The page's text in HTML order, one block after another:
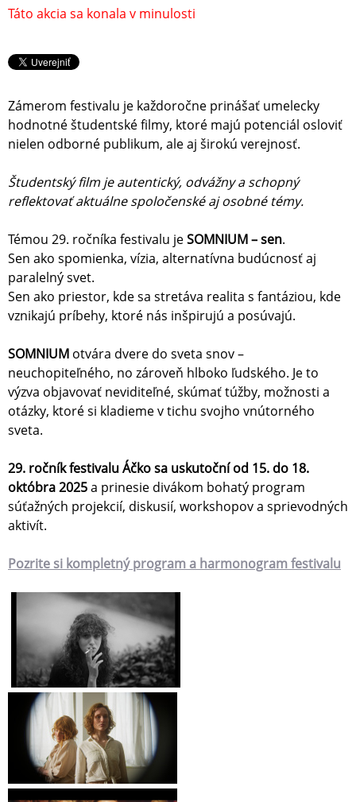
Táto akcia sa konala v minulosti
Zámerom festivalu je každoročne prinášať umelecky
hodnotné študentské filmy, ktoré majú potenciál osloviť
nielen odborné publikum, ale aj širokú verejnosť.
Študentský film je autentický, odvážny a schopný
reflektovať aktuálne spoločenské aj osobné témy.
Témou 29. ročníka festivalu jeSOMNIUM – sen.
Sen ako spomienka, vízia, alternatívna budúcnosť aj
paralelný svet.
Sen ako priestor, kde sa stretáva realita s fantáziou, kde
vznikajú príbehy, ktoré nás inšpirujú a posúvajú.
SOMNIUM otvára dvere do sveta snov –
neuchopiteľného, no zároveň hlboko ľudského. Je to
výzva objavovať neviditeľné, skúmať túžby, možnosti a
otázky, ktoré si kladieme v tichu svojho vnútorného
sveta.
29. ročník festivalu Áčko sa uskutoční od 15. do 18.
októbra 2025a prinesie divákom bohatý program
súťažných projekcií, diskusií, workshopov a sprievodných
aktivít.
Pozrite si kompletný program a harmonogram festivalu